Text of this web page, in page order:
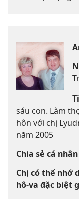
sáu con. Làm
hôn với chị
năm 2005
Chia sẻ cá
Chị có thể nhớ
hô-va đặc biệt